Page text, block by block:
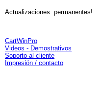
Actualizaciones permanentes!
CartWinPro
Videos - Demostrativos
Soporto al cliente
Impresión / contacto